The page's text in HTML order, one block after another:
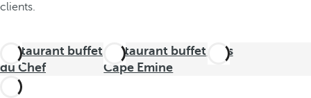
clients.
Restaurant buffet
du Chef
Restaurant buffet
Cape Emine
Bars